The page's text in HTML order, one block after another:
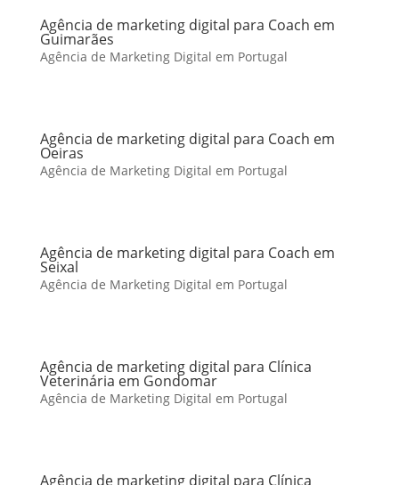
Agência de marketing digital para Coach em
Guimarães
Agência de Marketing Digital em Portugal
Agência de marketing digital para Coach em
Oeiras
Agência de Marketing Digital em Portugal
Agência de marketing digital para Coach em
Seixal
Agência de Marketing Digital em Portugal
Agência de marketing digital para Clínica
Veterinária em Gondomar
Agência de Marketing Digital em Portugal
Agência de marketing digital para Clínica